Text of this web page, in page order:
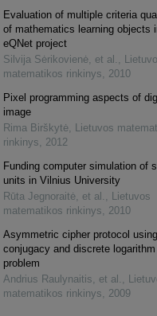
Evaluation of multiple criteria
of mathematics learning objects
eQNet project
Silvija Sėrikovienė, et al.
matematikos rinkinys
2010
Pixel programming aspects of
image
Rima Birškytė
Lietuvos
rinkinys
2012
Funding computer simulation of
units in Vilnius University
Rūta Jegnoraitė, et al.
Lietuvos
matematikos rinkinys
2010
Asymmetric cipher protocol using
conjugacy and discrete logarithm
problem
Andrius Raulynaitis, et al.
matematikos rinkinys
2009